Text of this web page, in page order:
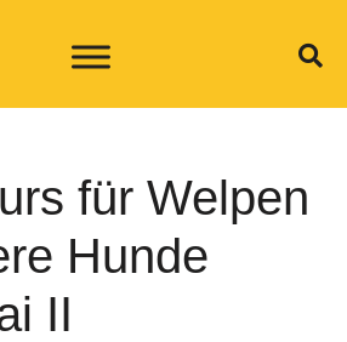
für Welpen
Hunde
II